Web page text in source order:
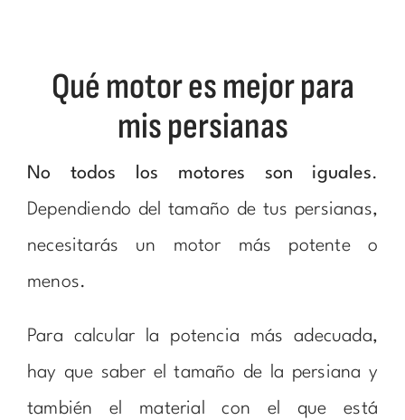
Qué motor es mejor para
mis persianas
No todos los motores son iguales.
Dependiendo del tamaño de tus persianas,
necesitarás un motor más potente o
menos.
Para calcular la potencia más adecuada,
hay que saber el tamaño de la persiana y
también el material con el que está